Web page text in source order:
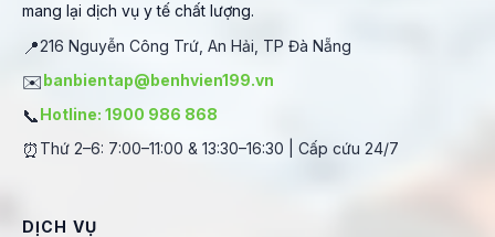
mang lại dịch vụ y tế chất lượng.
📍216 Nguyễn Công Trứ, An Hải, TP Đà Nẵng
✉️banbientap@benhvien199.vn
📞Hotline: 1900 986 868
⏰ Thứ 2–6: 7:00–11:00 & 13:30–16:30 | Cấp cứu 24/7
DỊCH VỤ